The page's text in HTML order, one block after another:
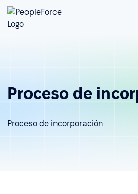
Proceso de
Proceso de incorporación